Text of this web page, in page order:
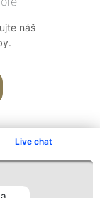
Live chat
náš